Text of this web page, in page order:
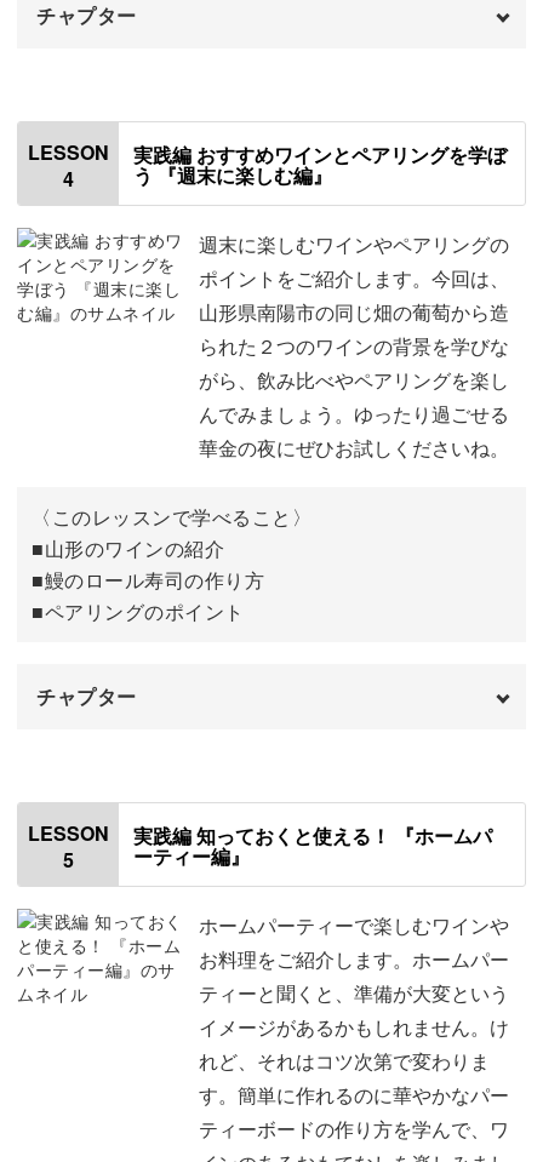
チャプター
はじめに
ワインの紹介
使用材料 02:20
炊き込みご飯を炊く 03:19
炊き込みご飯をお皿に盛り付ける 05:40
タコわさびとポテトサラダを盛り付ける 07:03
ワインのアレンジ 09:46
ワインの選び方
おわりに
LESSON
4
実践編 おすすめワインとペアリングを学ぼ
う 『週末に楽しむ編』
週末に楽しむワインやペアリングの
ポイントをご紹介します。今回は、
山形県南陽市の同じ畑の葡萄から造
られた２つのワインの背景を学びな
がら、飲み比べやペアリングを楽し
んでみましょう。ゆったり過ごせる
華金の夜にぜひお試しくださいね。
〈このレッスンで学べること〉
■山形のワインの紹介
■鰻のロール寿司の作り方
■ペアリングのポイント
チャプター
はじめに
ワインの紹介
イチゴとビーツのサラダ 02:25
桜のソース
04:54
06:51
ペアリングについて 08:45
LESSON
5
実践編 知っておくと使える！ 『ホームパ
ーティー編』
ホームパーティーで楽しむワインや
お料理をご紹介します。ホームパー
ティーと聞くと、準備が大変という
イメージがあるかもしれません。け
れど、それはコツ次第で変わりま
す。簡単に作れるのに華やかなパー
ティーボードの作り方を学んで、ワ